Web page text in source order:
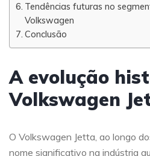
Tendências futuras no
Volkswagen
Conclusão
A evolução
Volkswagen
O Volkswagen Jetta, ao longo
nome significativo na indústria